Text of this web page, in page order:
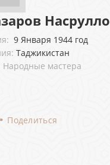
Насрулло
9 Января 1944 год
Таджикистан
мастера
Поделиться